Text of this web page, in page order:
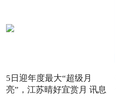
5日迎年度最大“超级月
亮”，江苏晴好宜赏月 讯息